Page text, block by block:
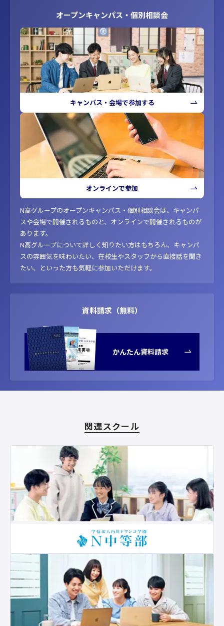
オープンキャンパス・個別相談会
キャンパス・会場で参加する
オンラインで参加
N高グループのオープンキャンパス・個別相談会は、キャンパ
スや会場で開催されるものと、オンラインで開催されるものが
あります。
N高グループについて詳しく知りたい方はもちろん、キャンパ
スの雰囲気を味わいたい、在校生やスタッフから直接話を聞き
たい、といった方も気軽に参加いただけます。
資料請求（無料）
かんたん資料請求
関連スクール